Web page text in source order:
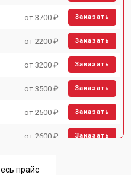
от 3700 ₽ Заказать
от 2200 ₽ Заказать
от 3200 ₽ Заказать
от 3500 ₽ Заказать
от 2500 ₽ Заказать
от 2600 ₽ Заказать
прайс